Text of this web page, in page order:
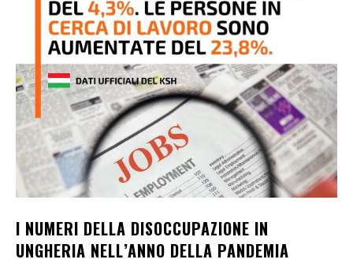
I NUMERI DELLA DISOCCUPAZIONE IN
UNGHERIA NELL’ANNO DELLA PANDEMIA